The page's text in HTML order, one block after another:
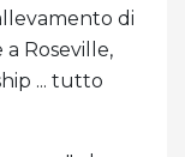
di
Roseville,
... tutto